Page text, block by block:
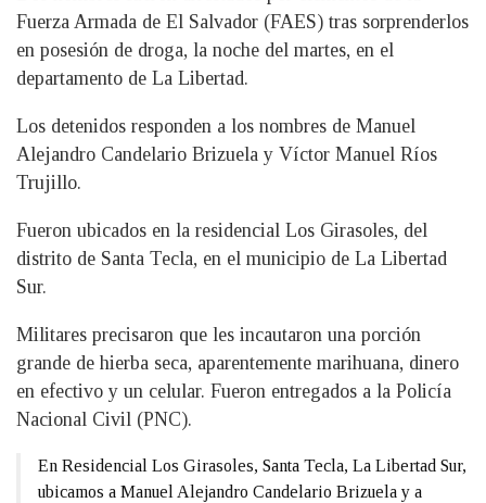
Fuerza Armada de El Salvador (FAES) tras sorprenderlos
en posesión de droga, la noche del martes, en el
departamento de La Libertad.
Los detenidos responden a los nombres de Manuel
Alejandro Candelario Brizuela y Víctor Manuel Ríos
Trujillo.
Fueron ubicados en la residencial Los Girasoles, del
distrito de Santa Tecla, en el municipio de La Libertad
Sur.
Militares precisaron que les incautaron una porción
grande de hierba seca, aparentemente marihuana, dinero
en efectivo y un celular. Fueron entregados a la Policía
Nacional Civil (PNC).
En Residencial Los Girasoles, Santa Tecla, La Libertad Sur,
ubicamos a Manuel Alejandro Candelario Brizuela y a